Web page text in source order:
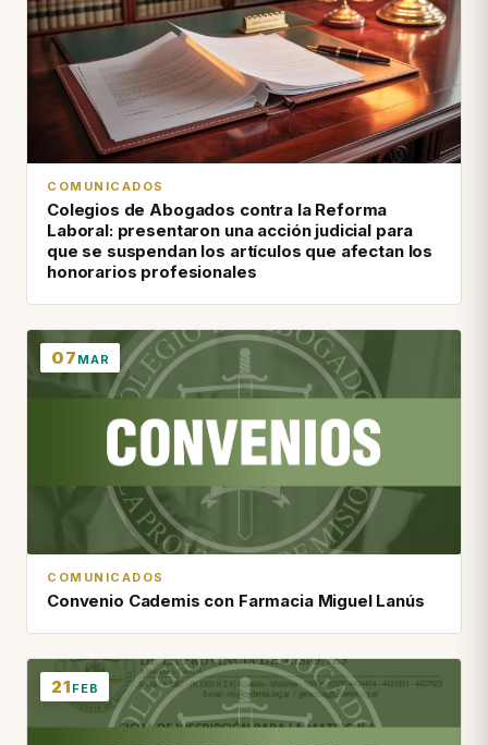
COMUNICADOS
Colegios de Abogados contra la Reforma
Laboral: presentaron una acción judicial para
que se suspendan los artículos que afectan los
honorarios profesionales
07 MAR
COMUNICADOS
Convenio Cademis con Farmacia Miguel Lanús
21 FEB